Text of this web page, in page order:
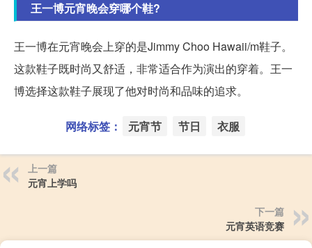
王一博元宵晚会穿哪个鞋?
王一博在元宵晚会上穿的是Jimmy Choo Hawaii/m鞋子。
这款鞋子既时尚又舒适，非常适合作为演出的穿着。王一
博选择这款鞋子展现了他对时尚和品味的追求。
网络标签： 元宵节 节日 衣服
上一篇
元宵上学吗
下一篇
元宵英语竞赛